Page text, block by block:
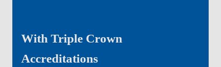
With Triple Crown
Accreditations